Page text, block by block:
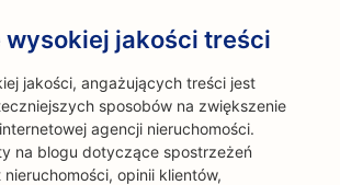
wysokiej jakości treści
jakości, angażujących treści jest
sposobów na zwiększenie
agencji nieruchomości.
na blogu dotyczące spostrzeżeń
opinii klientów,